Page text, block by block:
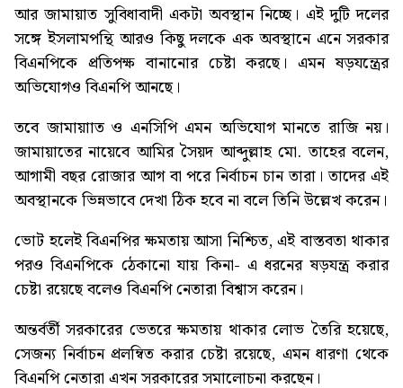
আর জামায়াত সুবিধাবাদী একটা অবস্থান নিচ্ছে। এই দুটি দলের
সঙ্গে ইসলামপন্থি আরও কিছু দলকে এক অবস্থানে এনে সরকার
বিএনপিকে প্রতিপক্ষ বানানোর চেষ্টা করছে। এমন ষড়যন্ত্রের
অভিযোগও বিএনপি আনছে।
তবে জামায়াাত ও এনসিপি এমন অভিযোগ মানতে রাজি নয়।
জামায়াতের নায়েবে আমির সৈয়দ আব্দুল্লাহ মো. তাহের বলেন,
আগামী বছর রোজার আগ বা পরে নির্বাচন চান তারা। তাদের এই
অবস্থানকে ভিন্নভাবে দেখা ঠিক হবে না বলে তিনি উল্লেখ করেন।
ভোট হলেই বিএনপির ক্ষমতায় আসা নিশ্চিত, এই বাস্তবতা থাকার
পরও বিএনপিকে ঠেকানো যায় কিনা- এ ধরনের ষড়যন্ত্র করার
চেষ্টা রয়েছে বলেও বিএনপি নেতারা বিশ্বাস করেন।
অন্তর্বর্তী সরকারের ভেতরে ক্ষমতায় থাকার লোভ তৈরি হয়েছে,
সেজন্য নির্বাচন প্রলম্বিত করার চেষ্টা রয়েছে, এমন ধারণা থেকে
বিএনপি নেতারা এখন সরকারের সমালোচনা করছেন।